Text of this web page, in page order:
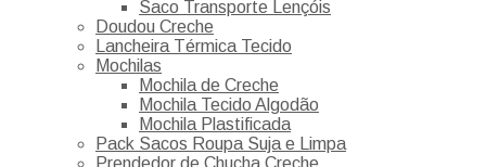
Saco Transporte Lençóis
Doudou Creche
Lancheira Térmica Tecido
Mochilas
Mochila de Creche
Mochila Tecido Algodão
Mochila Plastificada
Pack Sacos Roupa Suja e Limpa
Prendedor de Chucha Creche